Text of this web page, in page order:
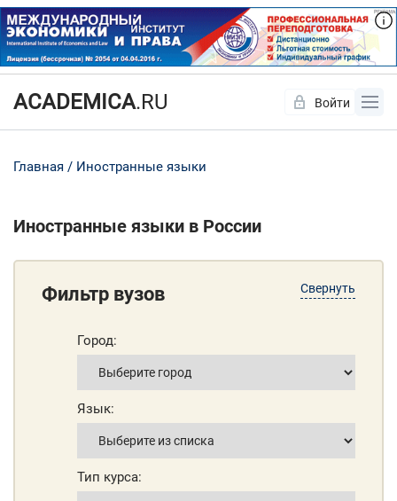
ACADEMICA.RU Войти
Главная Иностранные языки
Иностранные языки в России
Свернуть
Фильтр вузов
Город:
Язык:
Тип курса:
Да Нет